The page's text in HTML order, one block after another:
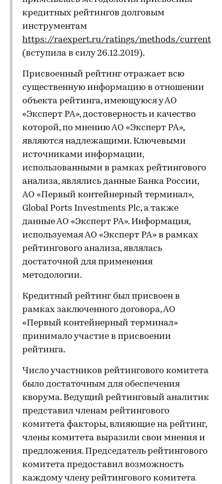
кредитных рейтингов долговым
инструментам
https://raexpert.ru/ratings/methods/current
(вступила в силу 26.12.2019).
Присвоенный рейтинг отражает всю
существенную информацию в отношении
объекта рейтинга, имеющуюся у АО
«Эксперт РА», достоверность и качество
которой, по мнению АО «Эксперт РА»,
являются надлежащими. Ключевыми
источниками информации,
использованными в рамках рейтингового
анализа, являлись данные Банка России,
АО «Первый контейнерный терминал»,
Global Ports Investments Plc, а также
данные АО «Эксперт РА». Информация,
используемая АО «Эксперт РА» в рамках
рейтингового анализа, являлась
достаточной для применения
методологии.
Кредитный рейтинг был присвоен в
рамках заключенного договора, АО
«Первый контейнерный терминал»
принимало участие в присвоении
рейтинга.
Число участников рейтингового комитета
было достаточным для обеспечения
кворума. Ведущий рейтинговый аналитик
представил членам рейтингового
комитета факторы, влияющие на рейтинг,
члены комитета выразили свои мнения и
предложения. Председатель рейтингового
комитета предоставил возможность
каждому члену рейтингового комитета